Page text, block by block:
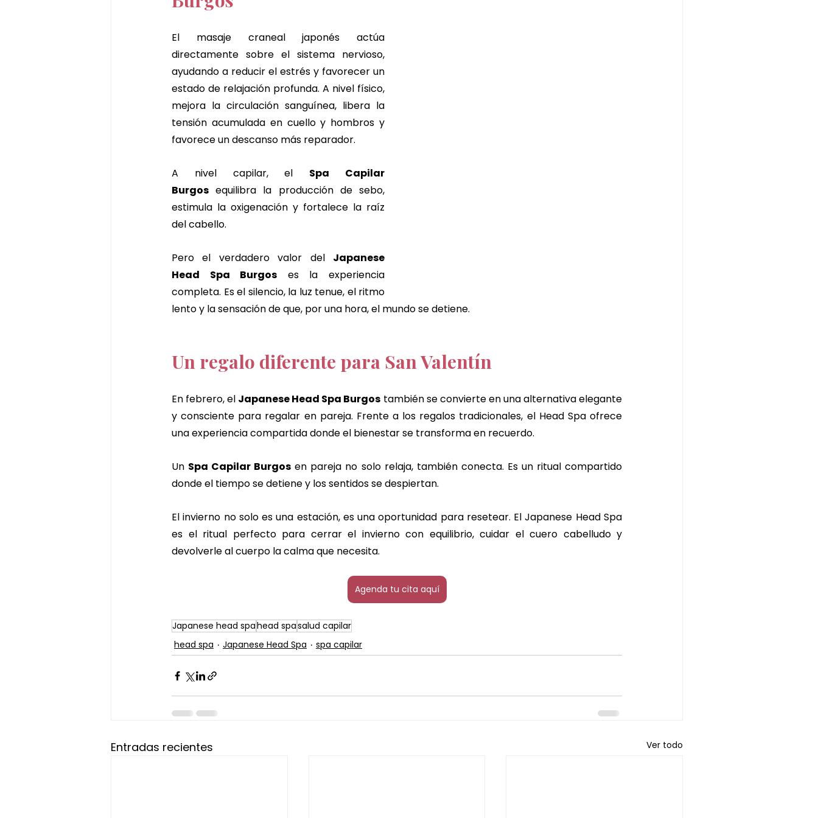
El masaje craneal japonés actúa
directamente sobre el sistema nervioso,
ayudando a reducir el estrés y favorecer un
estado de relajación profunda. A nivel físico,
mejora la circulación sanguínea, libera la
tensión acumulada en cuello y hombros y
favorece un descanso más reparador.
A nivel capilar, el Spa Capilar
Burgos equilibra la producción de sebo,
estimula la oxigenación y fortalece la raíz
del cabello.
Pero el verdadero valor del Japanese
Head Spa Burgos es la experiencia
completa. Es el silencio, la luz tenue, el ritmo
lento y la sensación de que, por una hora, el mundo se detiene.
Un regalo diferente para San Valentín
En febrero, el Japanese Head Spa Burgos también se convierte en una alternativa elegante
y consciente para regalar en pareja. Frente a los regalos tradicionales, el Head Spa ofrece
una experiencia compartida donde el bienestar se transforma en recuerdo.
Un Spa Capilar Burgos en pareja no solo relaja, también conecta. Es un ritual compartido
donde el tiempo se detiene y los sentidos se despiertan.
El invierno no solo es una estación, es una oportunidad para resetear. El Japanese Head Spa
es el ritual perfecto para cerrar el invierno con equilibrio, cuidar el cuero cabelludo y
devolverle al cuerpo la calma que necesita.
Agenda tu cita aquí
Japanese head spahead spasalud capilar
head spa
Japanese Head Spa spa capilar
Entradas recientes Ver todo